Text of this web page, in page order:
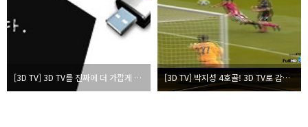
[3D TV] 3D TV를 진짜에 더 가깝게 해주는 삼성전자만의 종합처방! [3D TV] 박지성 4호골! 3D TV로 감상하다!